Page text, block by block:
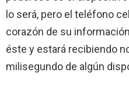
lo será, pero el teléfono
corazón de su
éste y estará recibiendo
milisegundo de algún